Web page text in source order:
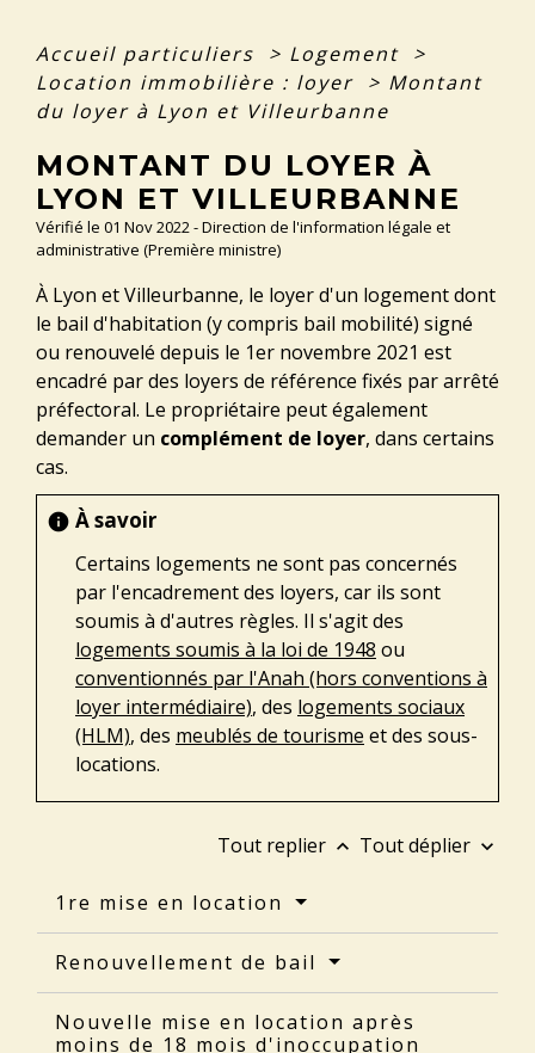
Accueil particuliers > Logement >
Location immobilière : loyer > Montant
du loyer à Lyon et Villeurbanne
MONTANT DU LOYER À
LYON ET VILLEURBANNE
Vérifié le 01 Nov 2022 - Direction de l'information légale et
administrative (Première ministre)
À Lyon et Villeurbanne, le loyer d'un logement dont
le bail d'habitation (y compris bail mobilité) signé
ou renouvelé depuis le 1er novembre 2021 est
encadré par des loyers de référence fixés par arrêté
préfectoral. Le propriétaire peut également
demander un complément de loyer, dans certains
cas.
info À savoir
Certains logements ne sont pas concernés
par l'encadrement des loyers, car ils sont
soumis à d'autres règles. Il s'agit des
logements soumis à la loi de 1948 ou
conventionnés par l'Anah (hors conventions à
loyer intermédiaire), des logements sociaux
(HLM), des meublés de tourisme et des sous-
locations.
Tout replier keyboard_arrow_up Tout déplier keyboard_arrow_down
1re mise en location
Renouvellement de bail
Nouvelle mise en location après
moins de 18 mois d'inoccupation